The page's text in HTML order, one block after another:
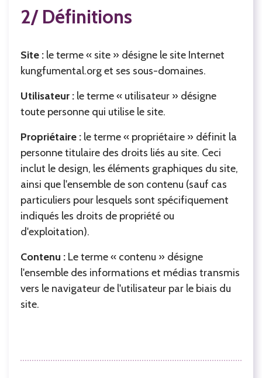
2/ Définitions
Site : le terme « site » désigne le site Internet
kungfumental.org et ses sous-domaines.
Utilisateur : le terme « utilisateur » désigne
toute personne qui utilise le site.
Propriétaire : le terme « propriétaire » définit la
personne titulaire des droits liés au site. Ceci
inclut le design, les éléments graphiques du site,
ainsi que l'ensemble de son contenu (sauf cas
particuliers pour lesquels sont spécifiquement
indiqués les droits de propriété ou
d'exploitation).
Contenu : Le terme « contenu » désigne
l'ensemble des informations et médias transmis
vers le navigateur de l'utilisateur par le biais du
site.